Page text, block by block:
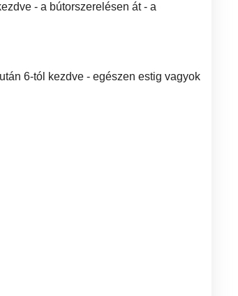
- a bútorszerelésen át - a
6-tól kezdve - egészen estig vagyok